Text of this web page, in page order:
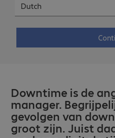
Dutch
Blog
Minder downtime
Downtime is de
manager.
gevolgen van
groot zijn. Juist